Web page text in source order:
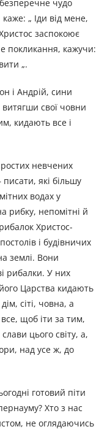
чудо
„ Іди від мене,
заспокоює
покликання, кажучи:
„.
і Андрій, сини
свої човни
кидають все і
невчених
які більшу
водах у
рибку, непомітні й
Христос-
і будівничих
землі. Вони
рибалки. У них
Царства кидають
сіті, човна, а
щоб іти за тим,
цього світу, а,
над усе ж, до
готовий піти
Хто з нас
не оглядаючись